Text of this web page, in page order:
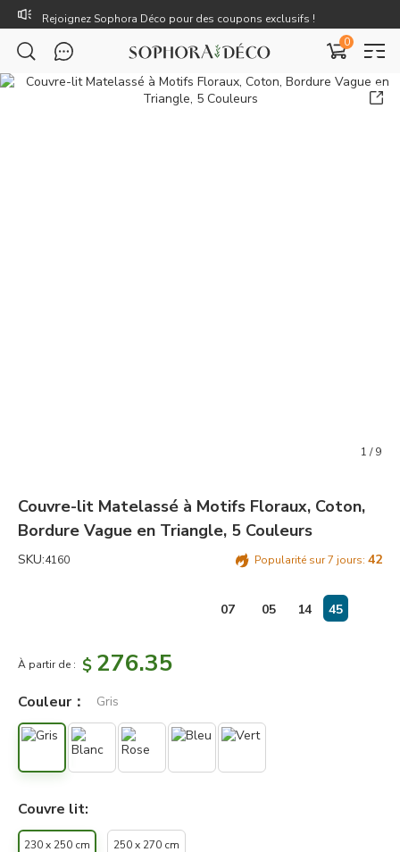
Rejoignez Sophora Déco pour des coupons exclusifs !
0
1 /9
Couvre-lit Matelassé à Motifs Floraux, Coton,
Bordure Vague en Triangle, 5 Couleurs
SKU:4160 Popularité sur 7 jours: 42
À partir de : $ 276.35
07 05 14 45
Couleur： Gris
Couvre lit:
230 x 250 cm 250 x 270 cm